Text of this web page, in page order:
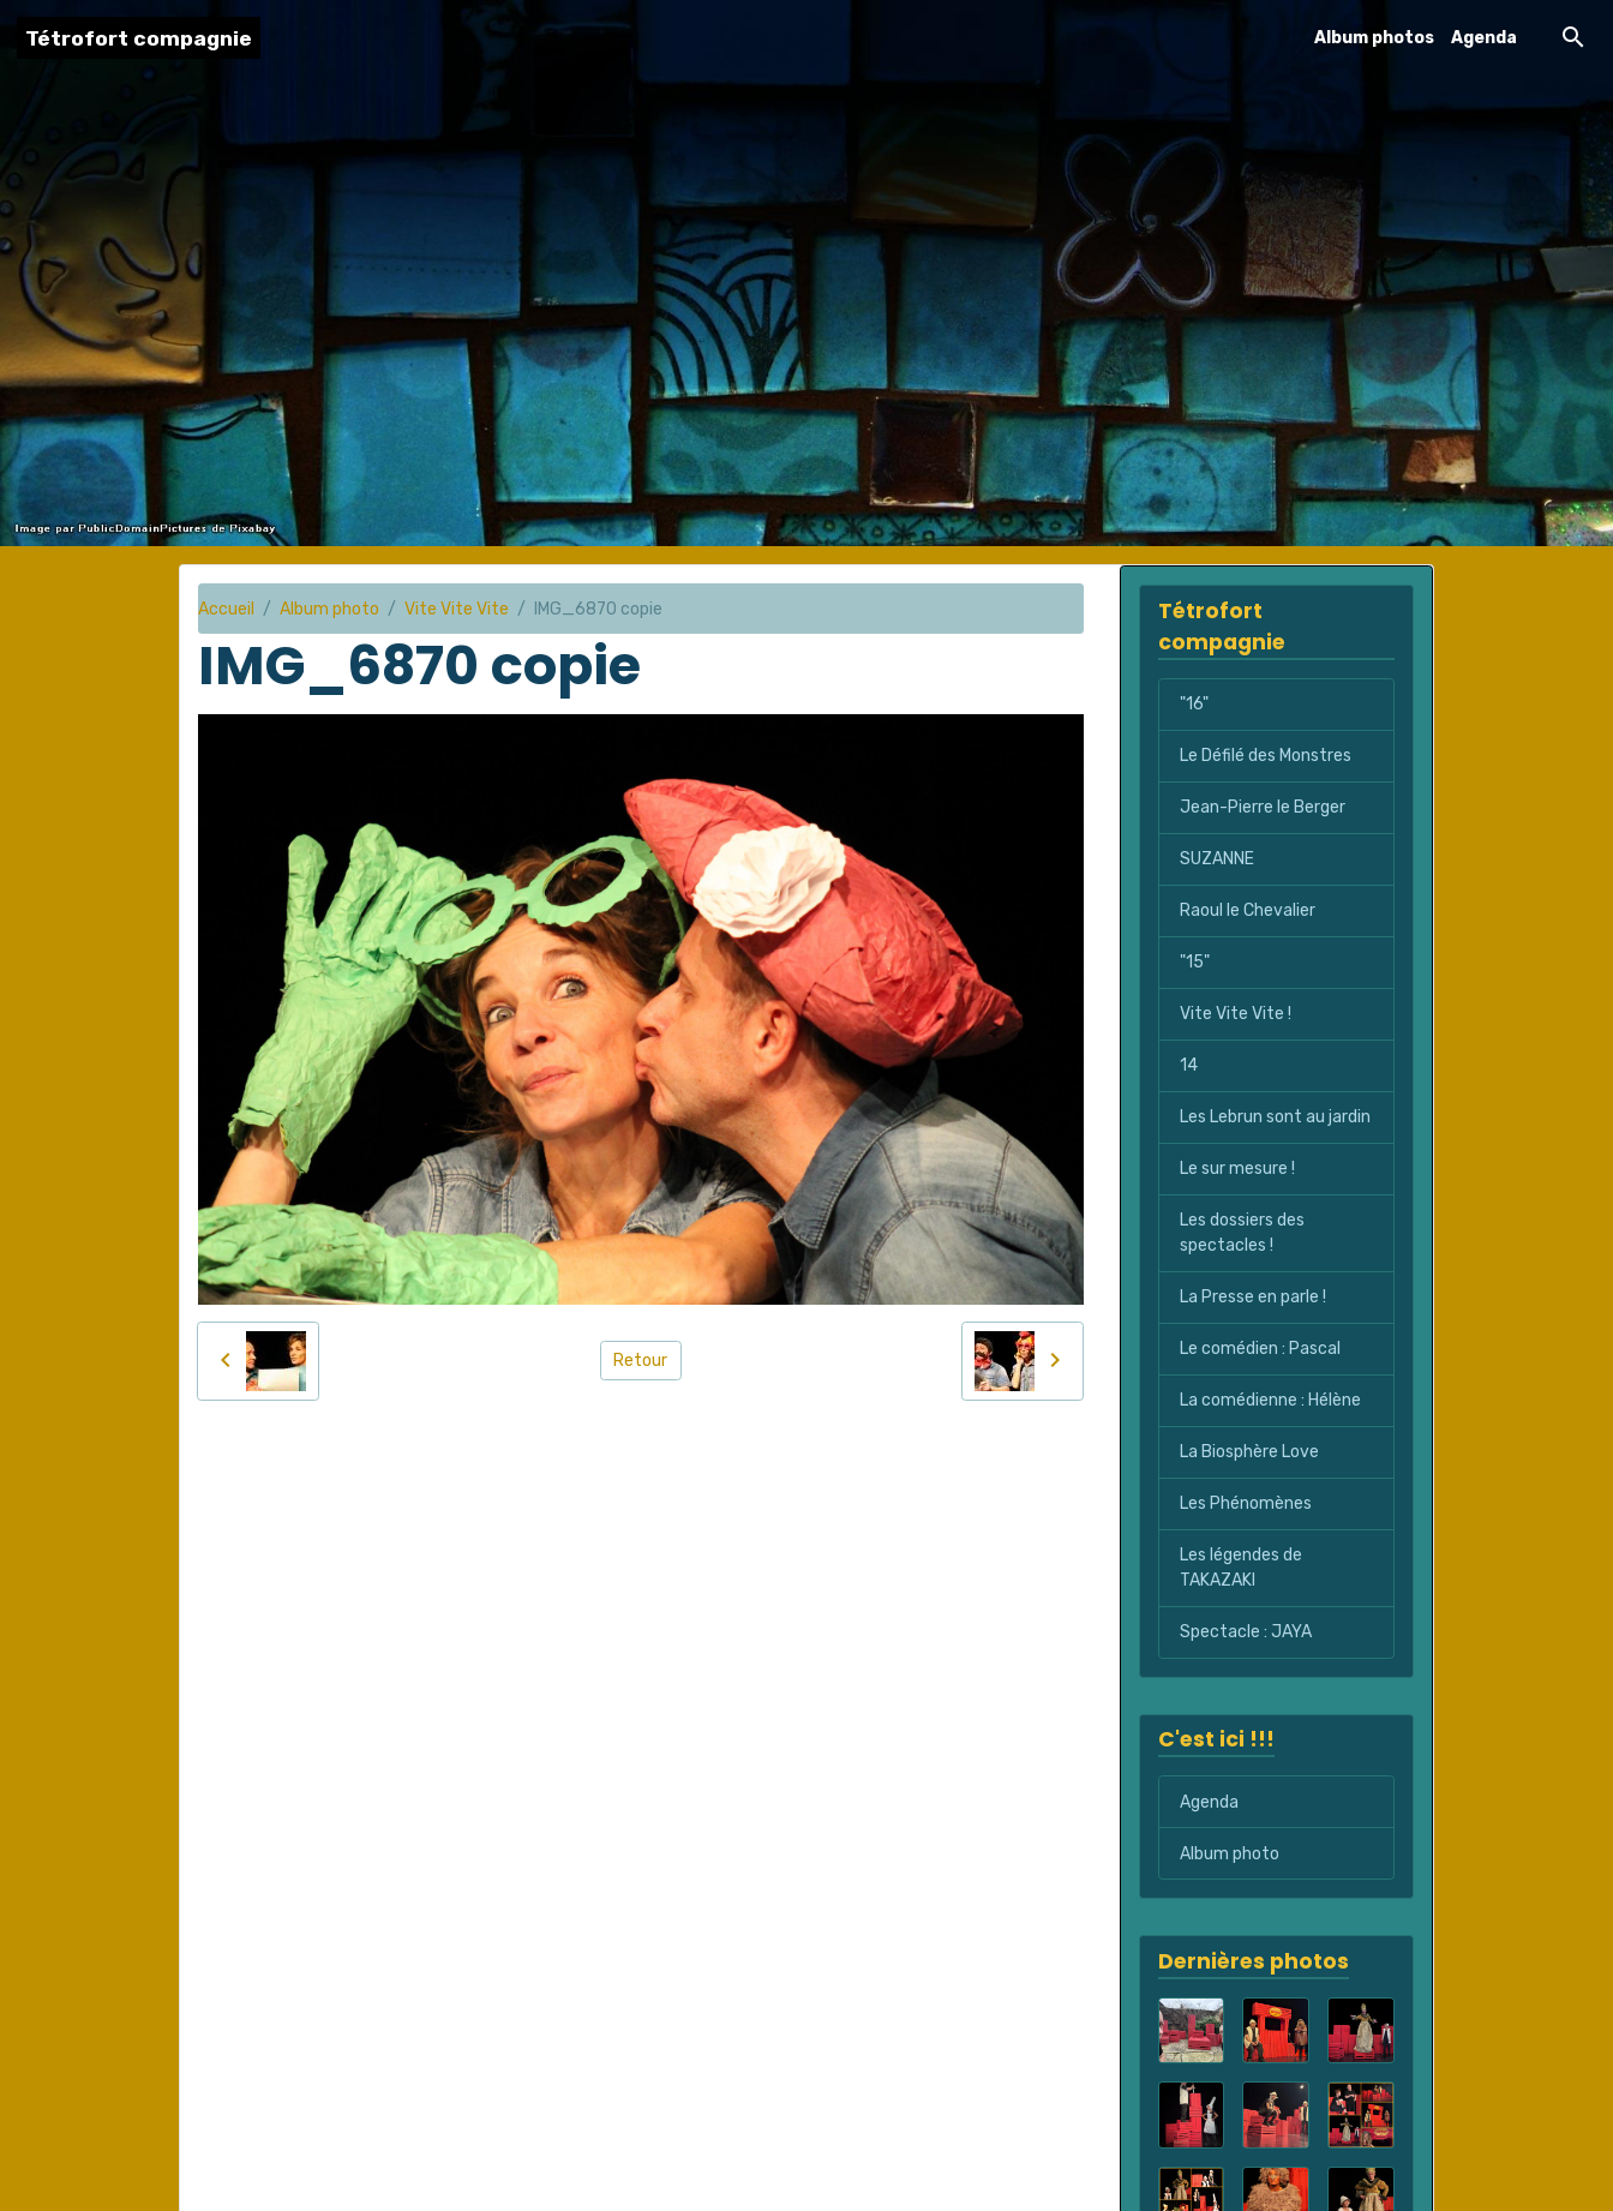
Tétrofort compagnie Album photos Agenda
Accueil Album photo Vite Vite Vite IMG_6870 copie
IMG_6870 copie
Retour
Tétrofort
compagnie
"16"
Le Défilé des Monstres
Jean-Pierre le Berger
SUZANNE
Raoul le Chevalier
"15"
Vite Vite Vite !
14
Les Lebrun sont au jardin
Le sur mesure !
Les dossiers des
spectacles !
La Presse en parle !
Le comédien : Pascal
La comédienne : Hélène
La Biosphère Love
Les Phénomènes
Les légendes de
TAKAZAKI
Spectacle : JAYA
C'est ici !!!
Agenda
Album photo
Dernières photos